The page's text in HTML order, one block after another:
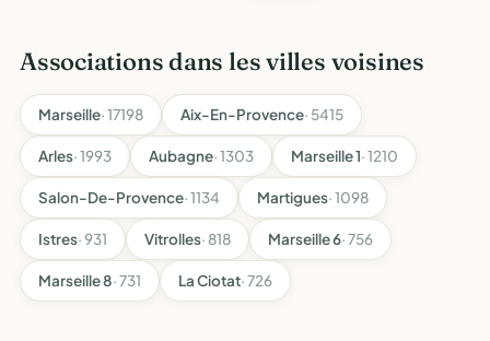
Associations dans les villes voisines
Marseille· 17198 Aix-En-Provence· 5415
Arles· 1993 Aubagne· 1303 Marseille 1· 1210
Salon-De-Provence· 1134 Martigues· 1098
Istres· 931 Vitrolles· 818 Marseille 6· 756
Marseille 8· 731 La Ciotat· 726